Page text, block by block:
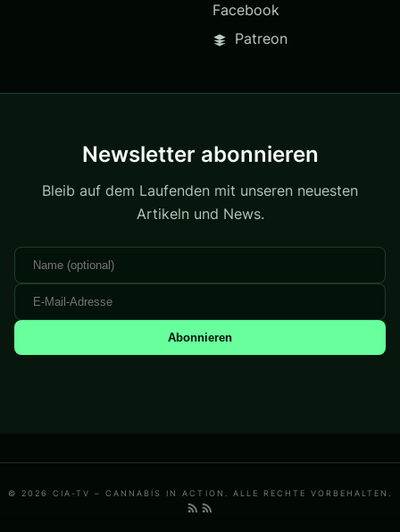
Facebook
Patreon
Newsletter abonnieren
Bleib auf dem Laufenden mit unseren neuesten
Artikeln und News.
Abonnieren
© 2026 CIA-TV – CANNABIS IN ACTION. ALLE RECHTE VORBEHALTEN.